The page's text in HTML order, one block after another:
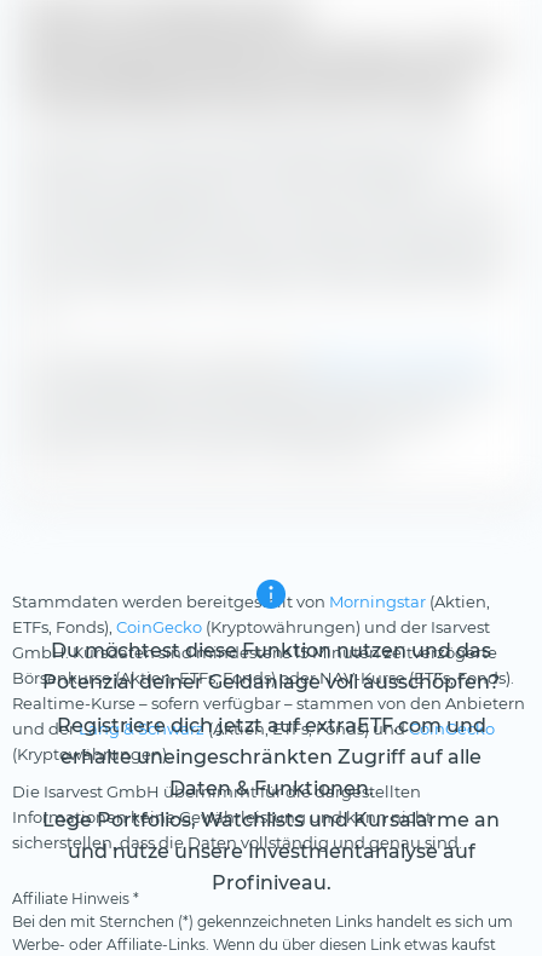
Du möchtest diese Funktion nutzen und das
Potenzial deiner Geldanlage voll ausschöpfen?
Registriere dich jetzt auf extraETF.com und
erhalte uneingeschränkten Zugriff auf alle
Daten & Funktionen.
Lege Portfolios, Watchlists und Kursalarme an
und nutze unsere Investmentanalyse auf
Profiniveau.
Stammdaten werden bereitgestellt von Morningstar (Aktien,
ETFs, Fonds), CoinGecko (Kryptowährungen) und der Isarvest
GmbH. Kursdaten sind mindestens 15 Minuten zeitverzögerte
Börsenkurse (Aktien, ETFs, Fonds) oder NAV-Kurse (ETFs, Fonds).
Realtime-Kurse – sofern verfügbar – stammen von den Anbietern
und derLang & Schwarz(Aktien, ETFs, Fonds) undCoinGecko
(Kryptowährungen).
Die Isarvest GmbH übernimmt für die dargestellten
Informationen keine Gewährleistung und kann nicht
sicherstellen, dass die Daten vollständig und genau sind.
Affiliate Hinweis *
Bei den mit Sternchen (*) gekennzeichneten Links handelt es sich um
Werbe- oder Affiliate-Links. Wenn du über diesen Link etwas kaufst